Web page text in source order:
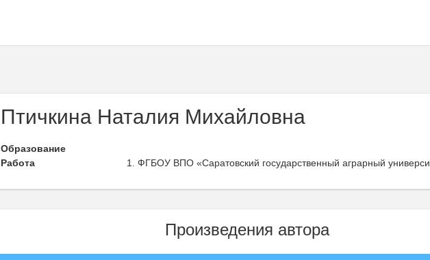
Птичкина Наталия Михайловна
Образование
Работа
ФГБОУ ВПО «Саратовский государственный аграрный
Произведения автора